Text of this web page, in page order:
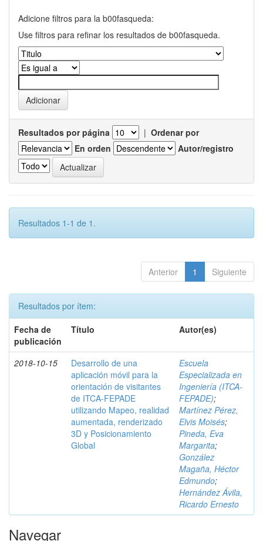
Adicione filtros para la b00fasqueda:
Use filtros para refinar los resultados de b00fasqueda.
Resultados por página | Ordenar por
En orden
Autor/registro
Resultados 1-1 de 1.
Anterior 1 Siguiente
Resultados por ítem:
Fecha de
publicación
Título Autor(es)
2018-10-15
Desarrollo de una
aplicación móvil para la
orientación de visitantes
de ITCA-FEPADE
utilizando Mapeo, realidad
aumentada, renderizado
3D y Posicionamiento
Global
Escuela
Especializada en
Ingeniería (ITCA-
FEPADE);
Martínez Pérez,
Elvis Moisés;
Pineda, Eva
Margarita;
González
Magaña, Héctor
Edmundo;
Hernández Ávila,
Ricardo Ernesto
Navegar